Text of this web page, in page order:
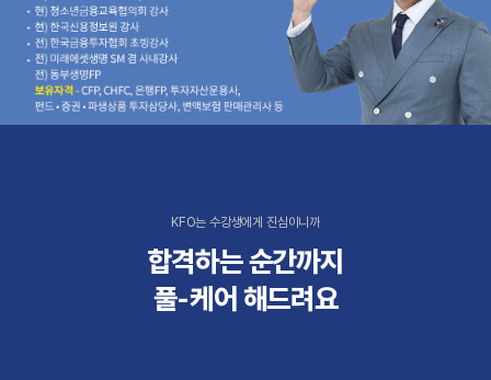
KFO는 수강생에게 진심이니까
합격하는 순간까지
풀-케어 해드려요